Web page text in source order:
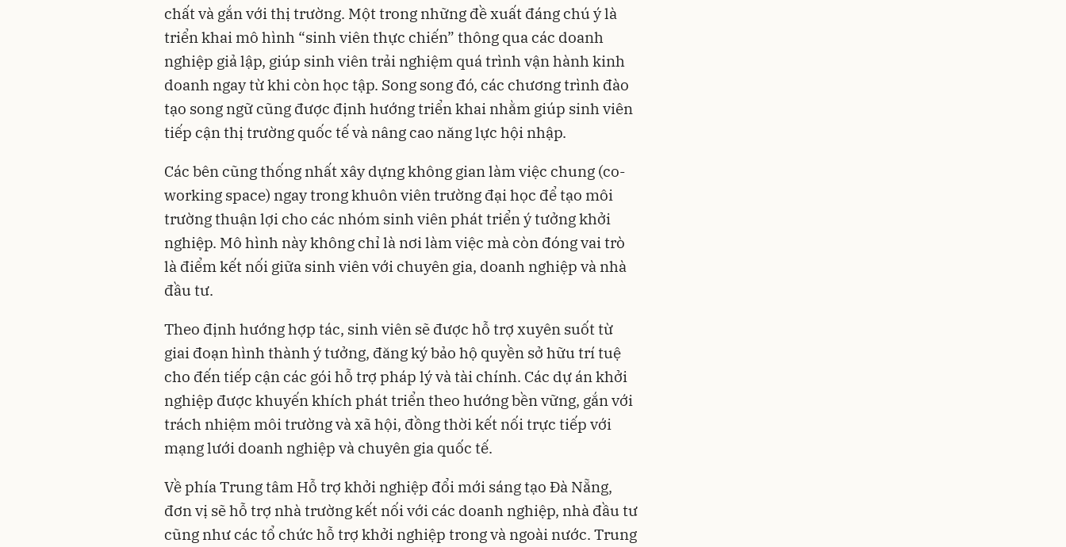
chất và gắn với thị trường. Một trong những đề xuất đáng chú ý là
triển khai mô hình “sinh viên thực chiến” thông qua các doanh
nghiệp giả lập, giúp sinh viên trải nghiệm quá trình vận hành kinh
doanh ngay từ khi còn học tập. Song song đó, các chương trình đào
tạo song ngữ cũng được định hướng triển khai nhằm giúp sinh viên
tiếp cận thị trường quốc tế và nâng cao năng lực hội nhập.
Các bên cũng thống nhất xây dựng không gian làm việc chung (co-
working space) ngay trong khuôn viên trường đại học để tạo môi
trường thuận lợi cho các nhóm sinh viên phát triển ý tưởng khởi
nghiệp. Mô hình này không chỉ là nơi làm việc mà còn đóng vai trò
là điểm kết nối giữa sinh viên với chuyên gia, doanh nghiệp và nhà
đầu tư.
Theo định hướng hợp tác, sinh viên sẽ được hỗ trợ xuyên suốt từ
giai đoạn hình thành ý tưởng, đăng ký bảo hộ quyền sở hữu trí tuệ
cho đến tiếp cận các gói hỗ trợ pháp lý và tài chính. Các dự án khởi
nghiệp được khuyến khích phát triển theo hướng bền vững, gắn với
trách nhiệm môi trường và xã hội, đồng thời kết nối trực tiếp với
mạng lưới doanh nghiệp và chuyên gia quốc tế.
Về phía Trung tâm Hỗ trợ khởi nghiệp đổi mới sáng tạo Đà Nẵng,
đơn vị sẽ hỗ trợ nhà trường kết nối với các doanh nghiệp, nhà đầu tư
cũng như các tổ chức hỗ trợ khởi nghiệp trong và ngoài nước. Trung